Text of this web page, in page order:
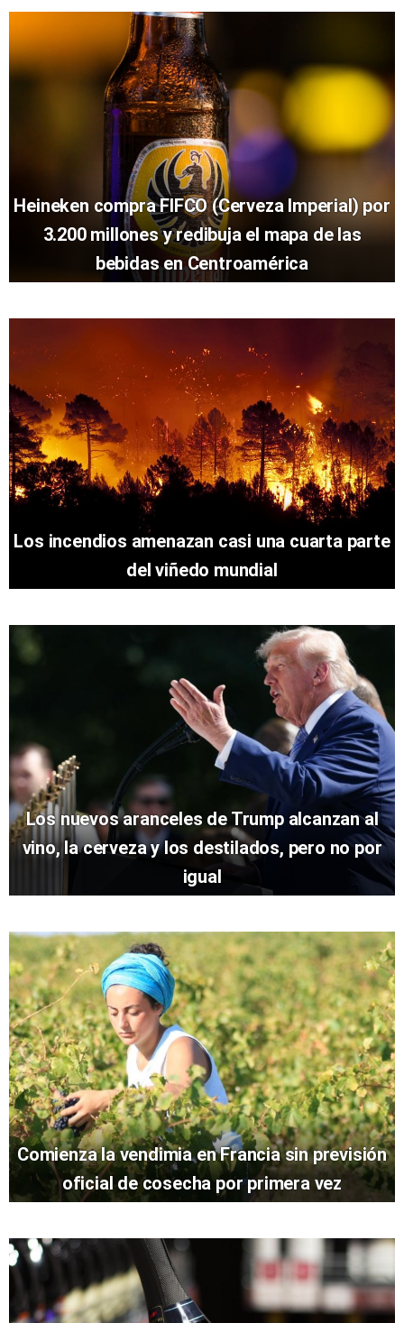
Heineken compra FIFCO (Cerveza Imperial) por
3.200 millones y redibuja el mapa de las
bebidas en Centroamérica
Los incendios amenazan casi una cuarta parte
del viñedo mundial
Los nuevos aranceles de Trump alcanzan al
vino, la cerveza y los destilados, pero no por
igual
Comienza la vendimia en Francia sin previsión
oficial de cosecha por primera vez